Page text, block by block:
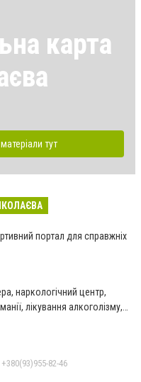
карта
матеріали тут
портал для справжніх
наркологічний центр,
лікування алкоголізму,
82-46